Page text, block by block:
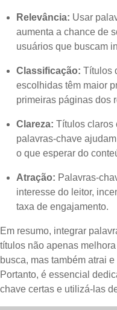
Relevância: Usar
aumenta a chance de
usuários que buscam
Classificação: Títulos
escolhidas têm maior
primeiras páginas dos
Clareza: Títulos claros
palavras-chave
o que esperar do
Atração: Palavras-
interesse do leitor,
taxa de engajamento.
Em resumo, integrar
títulos não apenas
busca, mas também atrai
Portanto, é essencial
chave certas e utilizá-las